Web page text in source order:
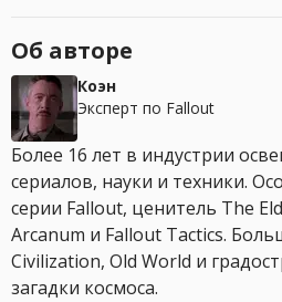
Об авторе
Коэн
Эксперт по Fallout
Более 16 лет в индустрии
сериалов, науки и техники.
серии Fallout, ценитель The
Arcanum и Fallout Tactics.
Civilization, Old World и
загадки космоса.